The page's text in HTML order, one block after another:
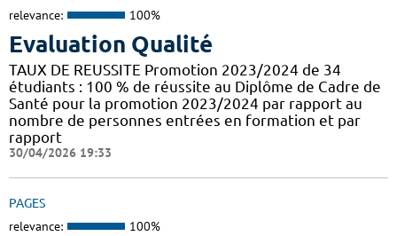
relevance: 100%
Evaluation Qualité
TAUX DE REUSSITE Promotion 2023/2024 de 34
étudiants : 100 % de réussite au Diplôme de Cadre de
Santé pour la promotion 2023/2024 par rapport au
nombre de personnes entrées en formation et par
rapport
30/04/2026 19:33
PAGES
relevance: 100%